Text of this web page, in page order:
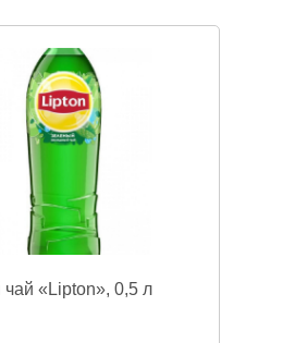
«Lipton», 0,5 л